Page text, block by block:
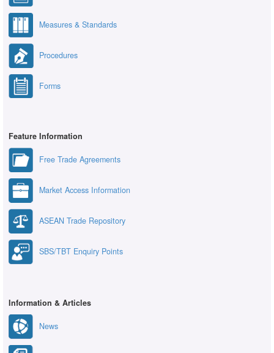
Measures & Standards
Procedures
Forms
Feature Information
Free Trade Agreements
Market Access Information
ASEAN Trade Repository
SBS/TBT Enquiry Points
Information & Articles
News